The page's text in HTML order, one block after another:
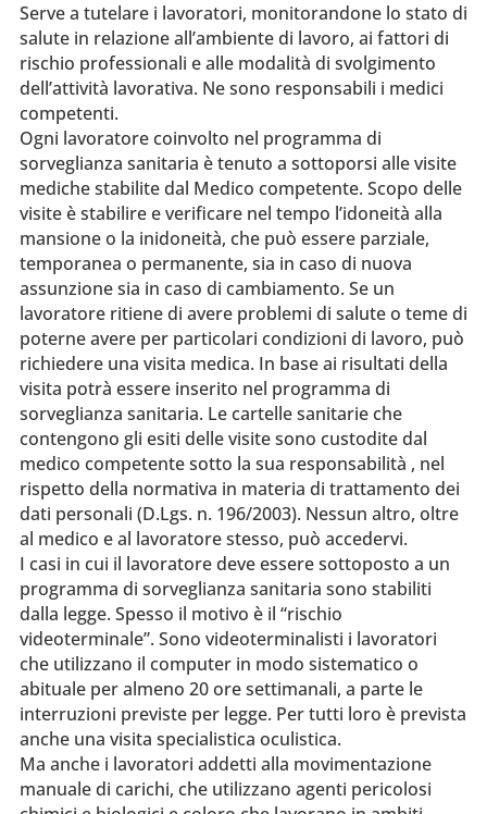
Serve a tutelare i lavoratori, monitorandone lo stato di
salute in relazione all’ambiente di lavoro, ai fattori di
rischio professionali e alle modalità di svolgimento
dell’attività lavorativa. Ne sono responsabili i medici
competenti.
Ogni lavoratore coinvolto nel programma di
sorveglianza sanitaria è tenuto a sottoporsi alle visite
mediche stabilite dal Medico competente. Scopo delle
visite è stabilire e verificare nel tempo l’idoneità alla
mansione o la inidoneità, che può essere parziale,
temporanea o permanente, sia in caso di nuova
assunzione sia in caso di cambiamento. Se un
lavoratore ritiene di avere problemi di salute o teme di
poterne avere per particolari condizioni di lavoro, può
richiedere una visita medica. In base ai risultati della
visita potrà essere inserito nel programma di
sorveglianza sanitaria. Le cartelle sanitarie che
contengono gli esiti delle visite sono custodite dal
medico competente sotto la sua responsabilità , nel
rispetto della normativa in materia di trattamento dei
dati personali (D.Lgs. n. 196/2003). Nessun altro, oltre
al medico e al lavoratore stesso, può accedervi.
I casi in cui il lavoratore deve essere sottoposto a un
programma di sorveglianza sanitaria sono stabiliti
dalla legge. Spesso il motivo è il “rischio
videoterminale”. Sono videoterminalisti i lavoratori
che utilizzano il computer in modo sistematico o
abituale per almeno 20 ore settimanali, a parte le
interruzioni previste per legge. Per tutti loro è prevista
anche una visita specialistica oculistica.
Ma anche i lavoratori addetti alla movimentazione
manuale di carichi, che utilizzano agenti pericolosi